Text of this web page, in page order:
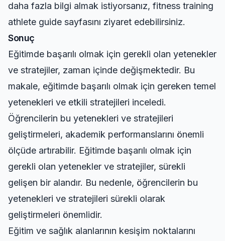
daha fazla bilgi almak istiyorsanız, fitness training
athlete guide sayfasını ziyaret edebilirsiniz.
Sonuç
Eğitimde başarılı olmak için gerekli olan yetenekler
ve stratejiler, zaman içinde değişmektedir. Bu
makale, eğitimde başarılı olmak için gereken temel
yetenekleri ve etkili stratejileri inceledi.
Öğrencilerin bu yetenekleri ve stratejileri
geliştirmeleri, akademik performanslarını önemli
ölçüde artırabilir. Eğitimde başarılı olmak için
gerekli olan yetenekler ve stratejiler, sürekli
gelişen bir alandır. Bu nedenle, öğrencilerin bu
yetenekleri ve stratejileri sürekli olarak
geliştirmeleri önemlidir.
Eğitim ve sağlık alanlarının kesişim noktalarını